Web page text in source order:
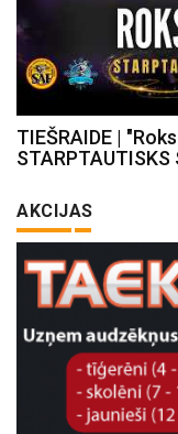
TIEŠRAIDE |
STARPTAUTISKS
AKCIJAS